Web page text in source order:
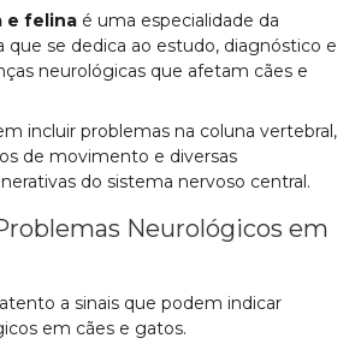
e felina é uma especialidade da
que se dedica ao estudo, diagnóstico e
neurológicas que afetam cães e
incluir problemas na coluna vertebral,
de movimento e diversas
do sistema nervoso central.
Neurológicos em
a sinais que podem indicar
em cães e gatos.